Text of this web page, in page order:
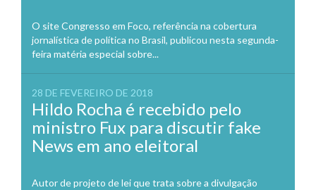
O site Congresso em Foco, referência na cobertura
jornalística de política no Brasil, publicou nesta segunda-
feira matéria especial sobre...
28 DE FEVEREIRO DE 2018
Hildo Rocha é recebido pelo
ministro Fux para discutir fake
News em ano eleitoral
Autor de projeto de lei que trata sobre a divulgação